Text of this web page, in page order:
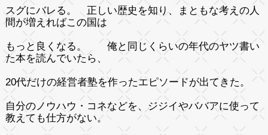
スグにバレる。 正しい歴史を知り、まともな考えの人
間が増えればこの国は
もっと良くなる。 俺と同じくらいの年代のヤツ書い
た本を読んでいたら、
20代だけの経営者塾を作ったエピソードが出てきた。
自分のノウハウ・コネなどを、ジジイやババアに使って
教えても仕方がない。